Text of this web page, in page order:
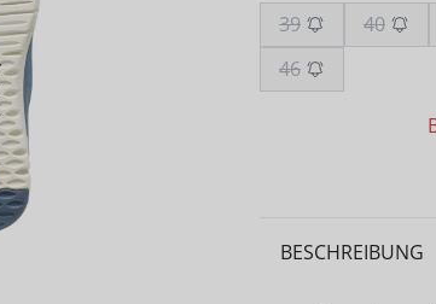
39 40
46
BESCHREIBUNG